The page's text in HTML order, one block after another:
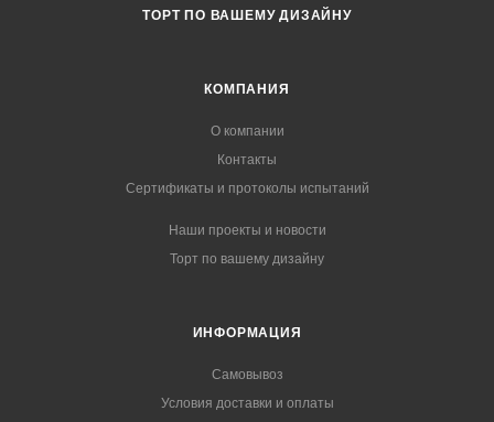
ТОРТ ПО ВАШЕМУ ДИЗАЙНУ
КОМПАНИЯ
О компании
Контакты
Сертификаты и протоколы испытаний
Наши проекты и новости
Торт по вашему дизайну
ИНФОРМАЦИЯ
Самовывоз
Условия доставки и оплаты